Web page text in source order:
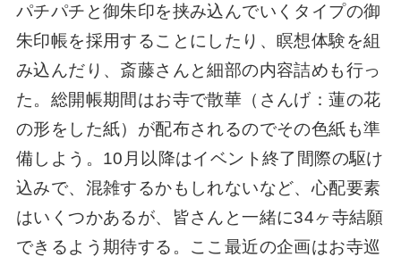
パチパチと御朱印を挟み込んでいくタイプの御
朱印帳を採用することにしたり、瞑想体験を組
み込んだり、斎藤さんと細部の内容詰めも行っ
た。総開帳期間はお寺で散華（さんげ：蓮の花
の形をした紙）が配布されるのでその色紙も準
備しよう。10月以降はイベント終了間際の駆け
込みで、混雑するかもしれないなど、心配要素
はいくつかあるが、皆さんと一緒に34ヶ寺結願
できるよう期待する。ここ最近の企画はお寺巡